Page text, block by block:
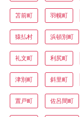
苫前町 羽幌町
猿払村 浜頓別町
礼文町 利尻町
津別町 斜里町
置戸町 佐呂間町